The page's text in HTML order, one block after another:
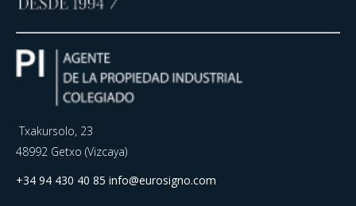
Txakursolo, 23
48992 Getxo (Vizcaya)
+34 94 430 40 85 info@eurosigno.com